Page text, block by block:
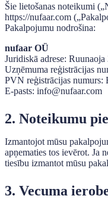
Šie lietošanas noteikumi
https://nufaar.com
Pakalpojumu nodrošina:
nufaar OÜ
Juridiskā adrese:
Uzņēmuma reģistrācijas
PVN reģistrācijas numurs:
E-pasts: info@nufaar.com
2. Noteikumu
Izmantojot mūsu
apņematies tos ievērot. Ja
tiesību izmantot mūsu
3. Vecuma